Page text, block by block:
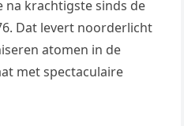
na krachtigste sinds de
Dat levert noorderlicht
atomen in de
met spectaculaire